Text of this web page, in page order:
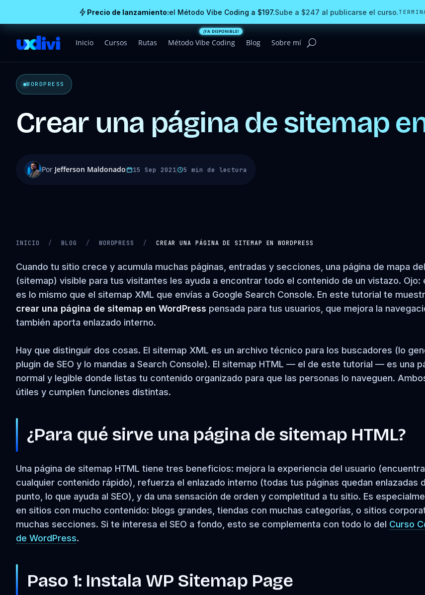
Precio de lanzamiento:el Método Vibe Coding a $197.Sube a $247 al publicarse el curso.
Inicio Cursos Rutas Método Vibe Coding Blog Sobre mí
WORDPRESS
Crear una página de sitemap
Por Jefferson Maldonado 15 Sep 2021 5 min de lectura
CARGANDO VIDEO…
INICIO / BLOG / WORDPRESS / CREAR UNA PÁGINA DE SITEMAP EN WORDPRESS
Cuando tu sitio crece y acumula muchas páginas, entradas y secciones, una página de mapa
(sitemap) visible para tus visitantes les ayuda a encontrar todo el contenido de un vistazo. Ojo:
es lo mismo que el sitemap XML que envías a Google Search Console. En este tutorial te
crear una página de sitemap en WordPress pensada para tus usuarios, que mejora la
también aporta enlazado interno.
Hay que distinguir dos cosas. El sitemap XML es un archivo técnico para los buscadores (lo
plugin de SEO y lo mandas a Search Console). El sitemap HTML — el de este tutorial — es una
normal y legible donde listas tu contenido organizado para que las personas lo naveguen.
útiles y cumplen funciones distintas.
¿Para qué sirve una página de sitemap HTML?
Una página de sitemap HTML tiene tres beneficios: mejora la experiencia del usuario (encuentra
cualquier contenido rápido), refuerza el enlazado interno (todas tus páginas quedan enlazadas
punto, lo que ayuda al SEO), y da una sensación de orden y completitud a tu sitio. Es
en sitios con mucho contenido: blogs grandes, tiendas con muchas categorías, o sitios
muchas secciones. Si te interesa el SEO a fondo, esto se complementa con todo lo del Curso
de WordPress.
Paso 1: Instala WP Sitemap Page